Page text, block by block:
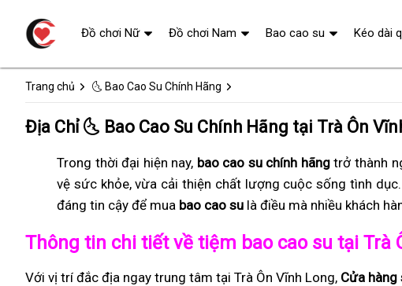
Trang chủ 🌜 Bao Cao Su Chính Hãng
Địa Chỉ 🌜 Bao Cao Su Chính Hãng tại Trà Ôn
Trong thời đại hiện nay, bao cao su chính hãngtrở thành
vệ sức khỏe, vừa cải thiện chất lượng cuộc sống tình
đáng tin cậy để mua bao cao su là điều mà nhiều khách
Thông tin chi tiết về tiệm bao cao su tại Trà
Với vị trí đắc địa ngay trung tâm tại Trà Ôn Vĩnh Long, Cửa
Đồ chơi Nữ Đồ chơi Nam Bao cao su Kéo dài